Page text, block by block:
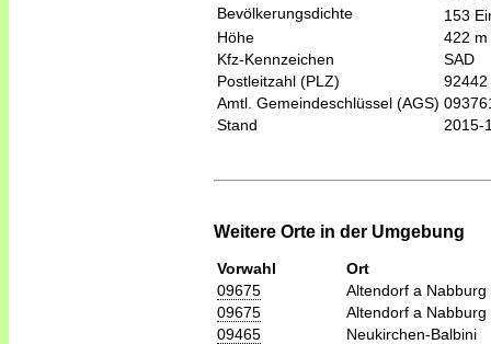
Bevölkerungsdichte
153
Höhe
422 m
Kfz-Kennzeichen
SAD
Postleitzahl (PLZ)
92442
Amtl. Gemeindeschlüssel (AGS)
Stand
2015-
Weitere Orte in der Umgebung
Vorwahl
Ort
09675
Altendorf a Nabburg
09675
Altendorf a Nabburg
09465
Neukirchen-Balbini